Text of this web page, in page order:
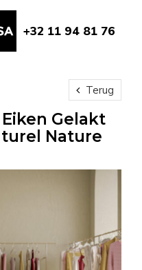
+32 11 94 81 76
Terug
Gelakt
Nature